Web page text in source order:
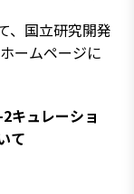
、国立研究開発
ームページに
キュレーショ
て